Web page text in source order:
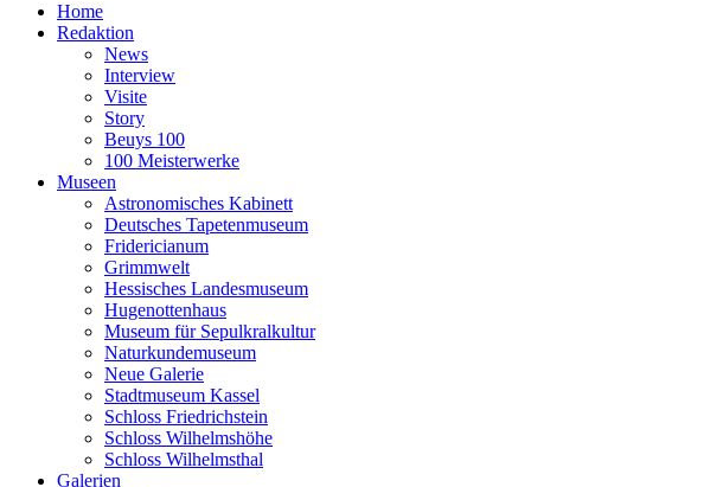
Home
Redaktion
News
Interview
Visite
Story
Beuys 100
100 Meisterwerke
Museen
Astronomisches Kabinett
Deutsches Tapetenmuseum
Fridericianum
Grimmwelt
Hessisches Landesmuseum
Hugenottenhaus
Museum für Sepulkralkultur
Naturkundemuseum
Neue Galerie
Stadtmuseum Kassel
Schloss Friedrichstein
Schloss Wilhelmshöhe
Schloss Wilhelmsthal
Galerien